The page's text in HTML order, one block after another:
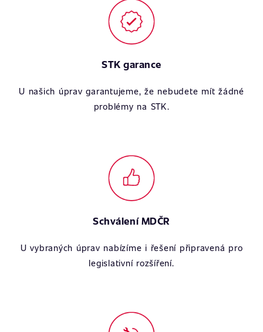
STK garance
U našich úprav garantujeme, že nebudete mít žádné
problémy na STK.
Schválení MDČR
U vybraných úprav nabízíme i řešení připravená pro
legislativní rozšíření.